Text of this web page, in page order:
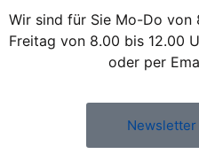
Wir sind für Sie Mo-Do von
Freitag von 8.00 bis 12.00
oder per